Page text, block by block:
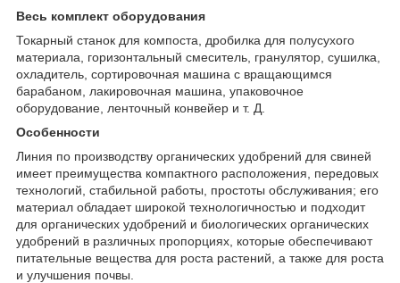
Весь комплект оборудования
Токарный станок для компоста, дробилка для полусухого
материала, горизонтальный смеситель, гранулятор, сушилка,
охладитель, сортировочная машина с вращающимся
барабаном, лакировочная машина, упаковочное
оборудование, ленточный конвейер и т. Д.
Особенности
Линия по производству органических удобрений для свиней
имеет преимущества компактного расположения, передовых
технологий, стабильной работы, простоты обслуживания; его
материал обладает широкой технологичностью и подходит
для органических удобрений и биологических органических
удобрений в различных пропорциях, которые обеспечивают
питательные вещества для роста растений, а также для роста
и улучшения почвы.